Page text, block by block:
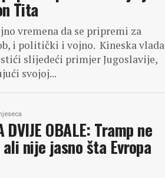
Tita
vremena da se pripremi za
i politički i vojno. Kineska vlada
slijedeći primjer Jugoslavije,
svojoj...
DVIJE OBALE: Tramp ne
ali nije jasno šta Evropa